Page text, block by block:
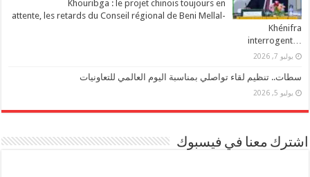
Khouribga : le projet chinois toujours en
attente, les retards du Conseil régional de Beni Mellal-
Khénifra
…interrogent
يوليو 7, 2026
سطات.. تنظيم لقاء تواصلي بمناسبة اليوم العالمي للتعاونيات
يوليو 5, 2026
اشترك معنا في فيسبوك